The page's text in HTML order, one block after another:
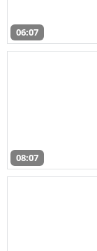
06:07
08:07